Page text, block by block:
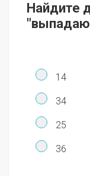
Найдите
14
34
25
36